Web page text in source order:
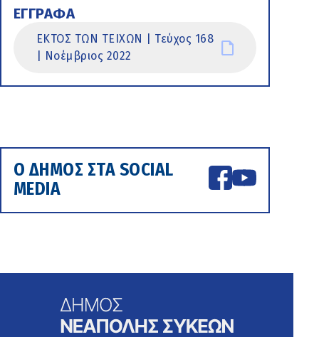
ΕΓΓΡΑΦΑ
ΕΚΤΟΣ ΤΩΝ ΤΕΙΧΩΝ | Τεύχος 168
| Νοέμβριος 2022
Ο ΔΗΜΟΣ ΣΤΑ SOCIAL
MEDIA